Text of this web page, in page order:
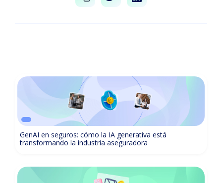
GenAI en seguros: cómo la IA generativa está
transformando la industria aseguradora